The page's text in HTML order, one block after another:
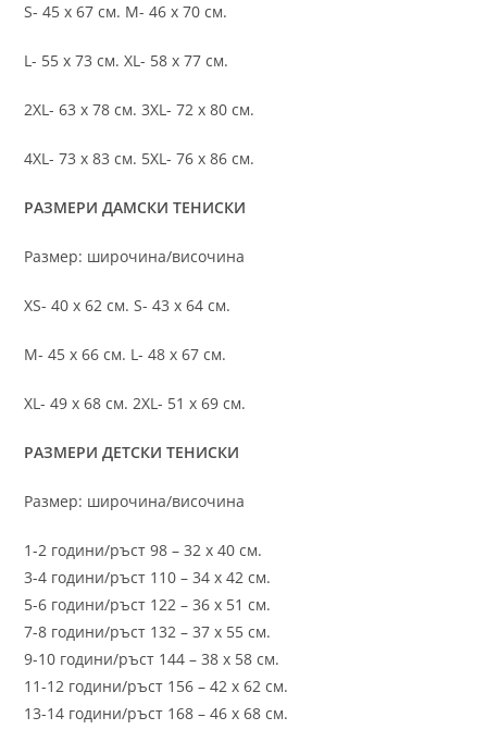
S- 45 х 67 см. M- 46 х 70 см.
L- 55 х 73 см. XL- 58 х 77 см.
2XL- 63 х 78 см. 3XL- 72 х 80 см.
4XL- 73 х 83 см. 5XL- 76 х 86 см.
РАЗМЕРИ ДАМСКИ ТЕНИСКИ
Размер: широчина/височина
XS- 40 х 62 см. S- 43 х 64 см.
M- 45 х 66 см. L- 48 х 67 см.
XL- 49 х 68 см. 2XL- 51 х 69 см.
РАЗМЕРИ ДЕТСКИ ТЕНИСКИ
Размер: широчина/височина
1-2 години/ръст 98 – 32 х 40 см.
3-4 години/ръст 110 – 34 х 42 см.
5-6 години/ръст 122 – 36 х 51 см.
7-8 години/ръст 132 – 37 х 55 см.
9-10 години/ръст 144 – 38 х 58 см.
11-12 години/ръст 156 – 42 x 62 см.
13-14 години/ръст 168 – 46 х 68 см.